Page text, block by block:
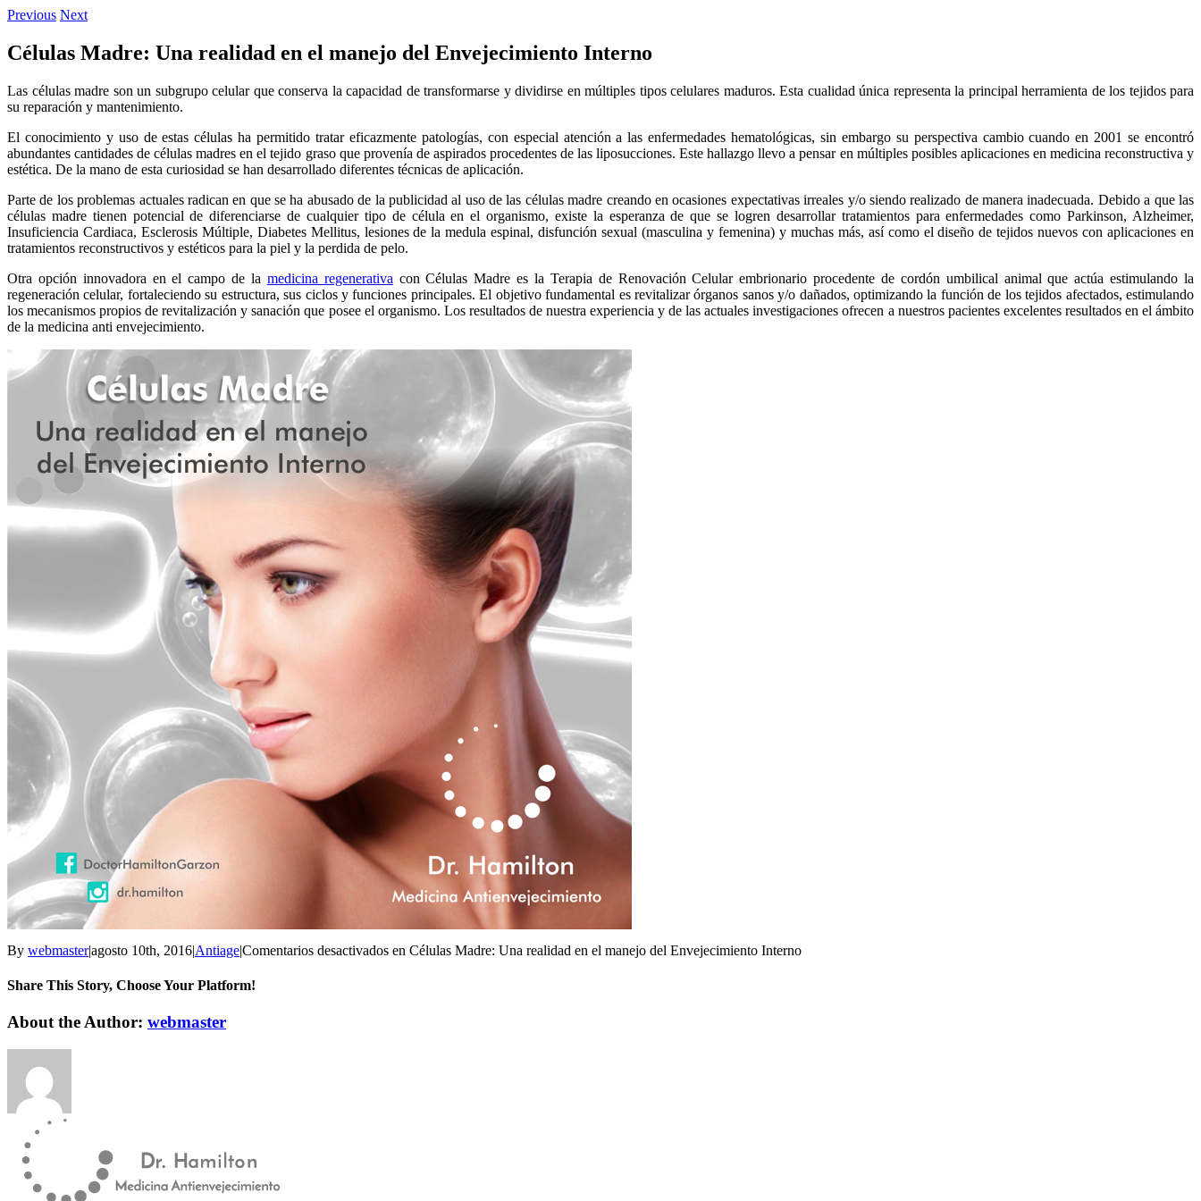
Previous Next
Células Madre: Una realidad en el manejo del Envejecimiento Interno
Las células madre son un subgrupo celular que conserva la capacidad de transformarse y dividirse en múltiples tipos celulares maduros. Esta cualidad única representa la principal herramienta de los tejidos para
su reparación y mantenimiento.
El conocimiento y uso de estas células ha permitido tratar eficazmente patologías, con especial atención a las enfermedades hematológicas, sin embargo su perspectiva cambio cuando en 2001 se encontró
abundantes cantidades de células madres en el tejido graso que provenía de aspirados procedentes de las liposucciones. Este hallazgo llevo a pensar en múltiples posibles aplicaciones en medicina reconstructiva y
estética. De la mano de esta curiosidad se han desarrollado diferentes técnicas de aplicación.
Parte de los problemas actuales radican en que se ha abusado de la publicidad al uso de las células madre creando en ocasiones expectativas irreales y/o siendo realizado de manera inadecuada. Debido a que las
células madre tienen potencial de diferenciarse de cualquier tipo de célula en el organismo, existe la esperanza de que se logren desarrollar tratamientos para enfermedades como Parkinson, Alzheimer,
Insuficiencia Cardiaca, Esclerosis Múltiple, Diabetes Mellitus, lesiones de la medula espinal, disfunción sexual (masculina y femenina) y muchas más, así como el diseño de tejidos nuevos con aplicaciones en
tratamientos reconstructivos y estéticos para la piel y la perdida de pelo.
Otra opción innovadora en el campo de la medicina regenerativa con Células Madre es la Terapia de Renovación Celular embrionario procedente de cordón umbilical animal que actúa estimulando la
regeneración celular, fortaleciendo su estructura, sus ciclos y funciones principales. El objetivo fundamental es revitalizar órganos sanos y/o dañados, optimizando la función de los tejidos afectados, estimulando
los mecanismos propios de revitalización y sanación que posee el organismo. Los resultados de nuestra experiencia y de las actuales investigaciones ofrecen a nuestros pacientes excelentes resultados en el ámbito
de la medicina anti envejecimiento.
By webmaster|agosto 10th, 2016|Antiage|Comentarios desactivados en Células Madre: Una realidad en el manejo del Envejecimiento Interno
Share This Story, Choose Your Platform!
About the Author: webmaster